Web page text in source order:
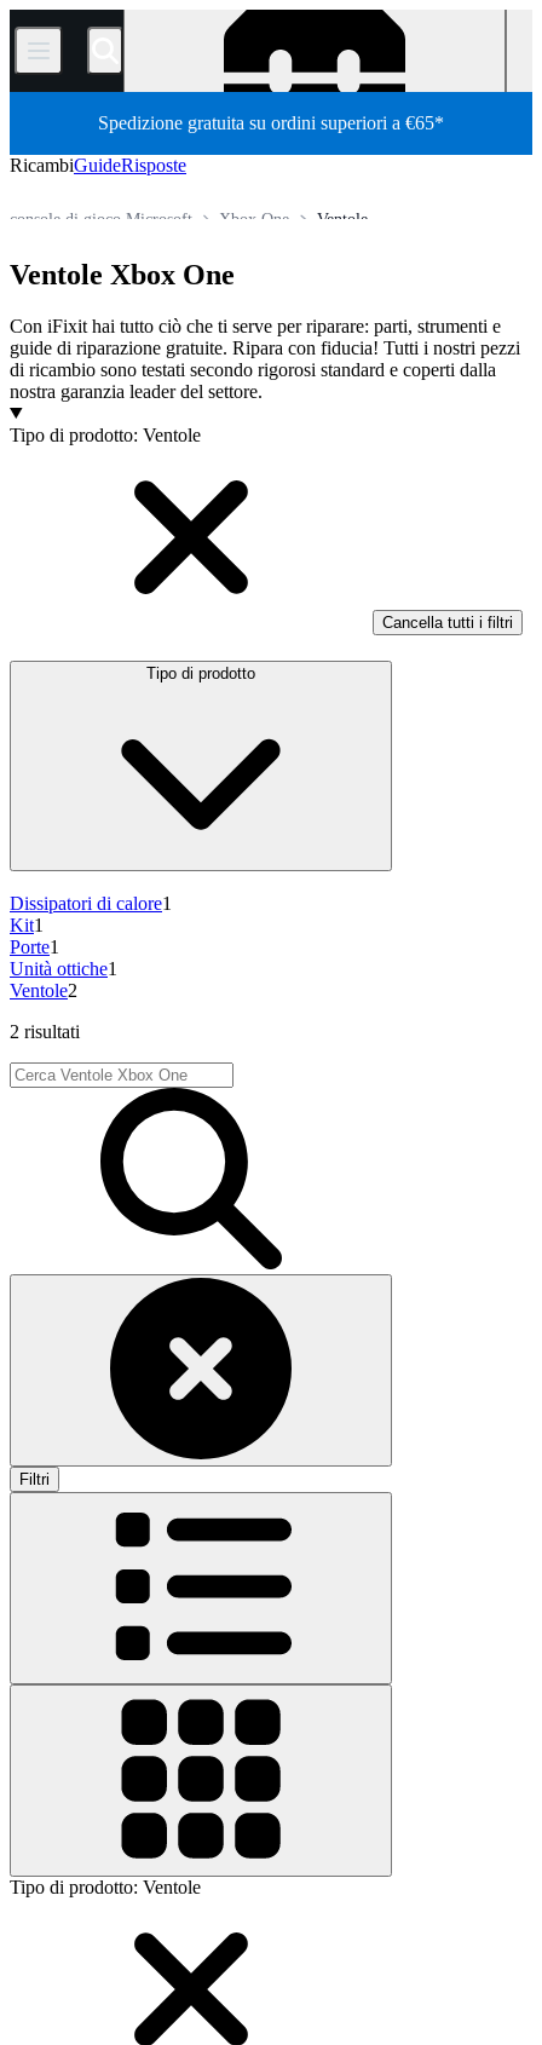
/
Spedizione gratuita su ordini superiori a €65*
RicambiGuideRisposte
Ventole
Xbox One
console di gioco Microsoft
Ventole Xbox One
Con iFixit hai tutto ciò che ti serve per riparare: parti, strumenti e
guide di riparazione gratuite. Ripara con fiducia! Tutti i nostri pezzi
di ricambio sono testati secondo rigorosi standard e coperti dalla
nostra garanzia leader del settore.
Prodotti
Tipo di prodotto: Ventole
Cancella tutti i filtri
Tipo di prodotto
Dissipatori di calore1
Kit1
Porte1
Unità ottiche1
Ventole2
2 risultati
Filtri
Tipo di prodotto: Ventole